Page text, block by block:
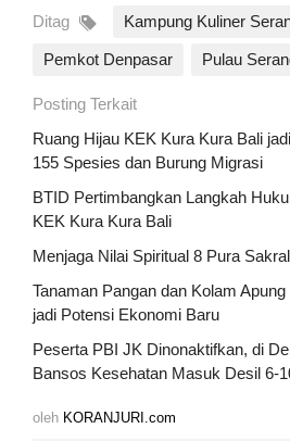
Ditag Kampung Kuliner
Pemkot Denpasar Pulau
Posting Terkait
Ruang Hijau KEK Kura Kura Bali
155 Spesies dan Burung Migrasi
BTID Pertimbangkan Langkah
KEK Kura Kura Bali
Menjaga Nilai Spiritual 8 Pura
Tanaman Pangan dan Kolam
jadi Potensi Ekonomi Baru
Peserta PBI JK Dinonaktifkan, di
Bansos Kesehatan Masuk Desil 6-
oleh KORANJURI.com